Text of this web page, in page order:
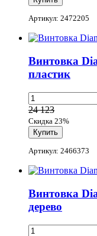
Артикул: 2472205
Винтовка
пластик
24 123
Скидка 23%
Артикул: 2466373
Винтовка
дерево